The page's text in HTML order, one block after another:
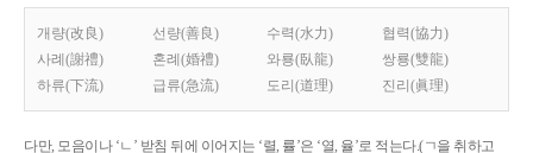
개량(改良) 선량(善良) 수력(水力)
협력(協力)
사례(謝禮)
혼례(婚禮) 와룡(臥龍)
쌍룡(雙龍)
하류(下流)
급류(急流) 도리(道理) 진리(眞理)
다만, 모음이나 ‘ㄴ’ 받침 뒤에 이어지는 ‘렬, 률’은 ‘열, 율’로 적는다.(ㄱ을 취하고